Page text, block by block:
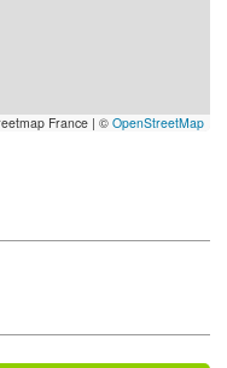
France | © OpenStreetMap